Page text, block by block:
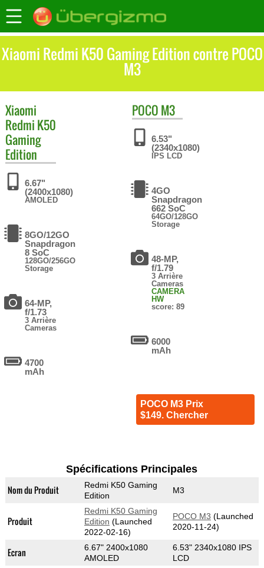
Xiaomi Redmi K50 Gaming Edition contre POCO
M3
Xiaomi
Redmi K50
Gaming
Edition
6.67"
(2400x1080)
AMOLED
8GO/12GO
Snapdragon
8 SoC
128GO/256GO
Storage
64-MP,
f/1.73
3 Arrière
Cameras
4700
mAh
POCO M3
6.53"
(2340x1080)
IPS LCD
4GO
Snapdragon
662 SoC
64GO/128GO
Storage
48-MP,
f/1.79
3 Arrière
Cameras
CAMERA
HW
score: 89
6000
mAh
POCO M3 Prix
$149. Chercher
Spécifications Principales
Nom du Produit
Redmi K50 Gaming
Edition
M3
Produit
Redmi K50 Gaming
Edition (Launched
2022-02-16)
POCO M3 (Launched
2020-11-24)
Ecran
6.67" 2400x1080
AMOLED
6.53" 2340x1080 IPS
LCD